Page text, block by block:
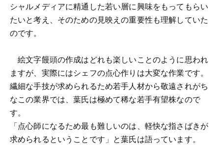
シャルメディアに精通した若い層に興味をもってもらい
たいと考え、そのための見映えの重要性も理解していた
のです。
絵文字饅頭の作成はどれも楽しいことのように思われ
ますが、実際にはシェフの点心作りは大変な作業です。
繊細な手技が求められるため若手人材から敬遠されがち
なこの業界では、葉氏は極めて稀な若手有望株なので
す。
「点心師になるため最も難しいのは、軽快な指さばきが
求められるということです」と葉氏は語っています。